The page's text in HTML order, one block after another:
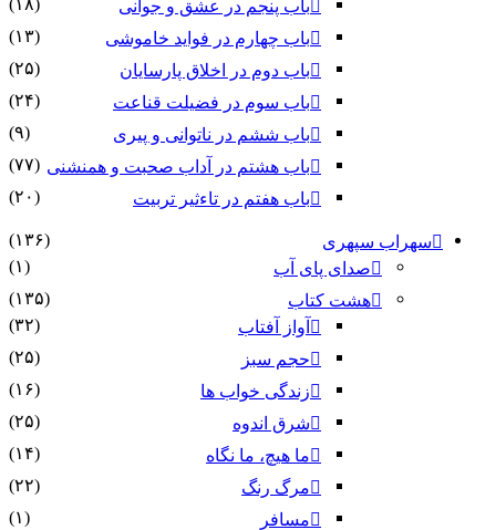
باب پنجم در عشق و جوانى
باب چهارم در فواید خاموشى
(۱۳)
باب دوم در اخلاق پارسایان
(۲۵)
باب سوم در فضیلت قناعت
(۲۴)
باب ششم در ناتوانى و پیرى
(۹)
باب هشتم در آداب صحبت و همنشنى (۷۷)
باب هفتم در تاءثیر تربیت
(۲۰)
سهراب سپهری
(۱۳۶)
صدای پای آب
(۱)
هشت کتاب
(۱۳۵)
آواز آفتاب
(۳۲)
حجم سبز
(۲۵)
زندگی خواب ها
(۱۶)
شرق اندوه
(۲۵)
ما هیچ، ما نگاه
(۱۴)
مرگ رنگ
(۲۲)
مسافر
(۱)